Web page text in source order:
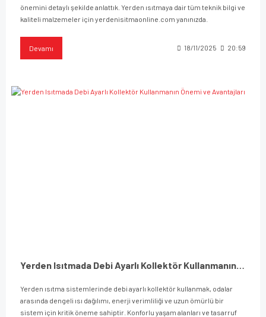
önemini detaylı şekilde anlattık. Yerden ısıtmaya dair tüm teknik bilgi ve
kaliteli malzemeler için yerdenisitmaonline.com yanınızda.
Devamı 18/11/2025 20:59
Yerden Isıtmada Debi Ayarlı Kollektör Kullanmanın Önemi ve Avantajları
Yerden ısıtma sistemlerinde debi ayarlı kollektör kullanmak, odalar
arasında dengeli ısı dağılımı, enerji verimliliği ve uzun ömürlü bir
sistem için kritik öneme sahiptir. Konforlu yaşam alanları ve tasarruf